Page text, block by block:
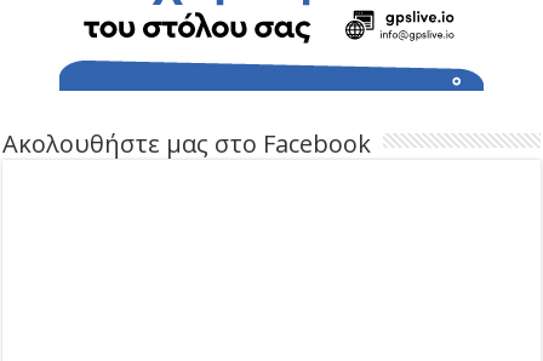
Ακολουθήστε μας στο Facebook